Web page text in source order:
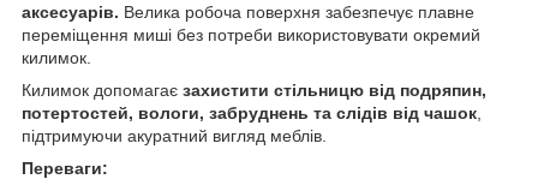
аксесуарів. Велика робоча поверхня забезпечує плавне
переміщення миші без потреби використовувати окремий
килимок.
Килимок допомагає захистити стільницю від подряпин,
потертостей, вологи, забруднень та слідів від чашок
підтримуючи акуратний вигляд меблів.
Переваги: